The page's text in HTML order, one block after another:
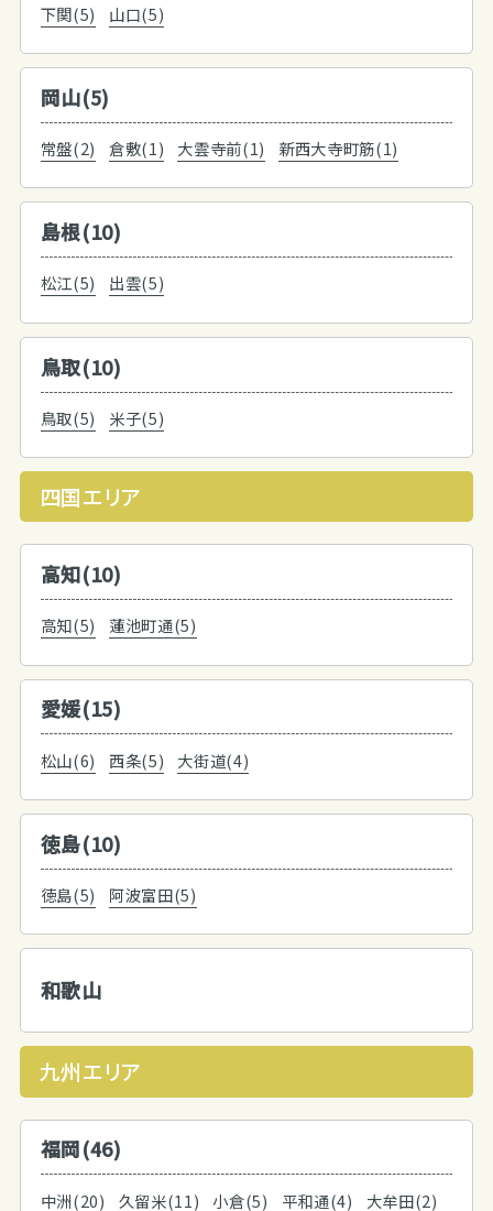
下関(5) 山口(5)
岡山(5)
常盤(2) 倉敷(1) 大雲寺前(1) 新西大寺町筋(1)
島根(10)
松江(5) 出雲(5)
鳥取(10)
鳥取(5) 米子(5)
四国エリア
高知(10)
高知(5) 蓮池町通(5)
愛媛(15)
松山(6) 西条(5) 大街道(4)
徳島(10)
徳島(5) 阿波富田(5)
和歌山
九州エリア
福岡(46)
中洲(20) 久留米(11) 小倉(5) 平和通(4) 大牟田(2)